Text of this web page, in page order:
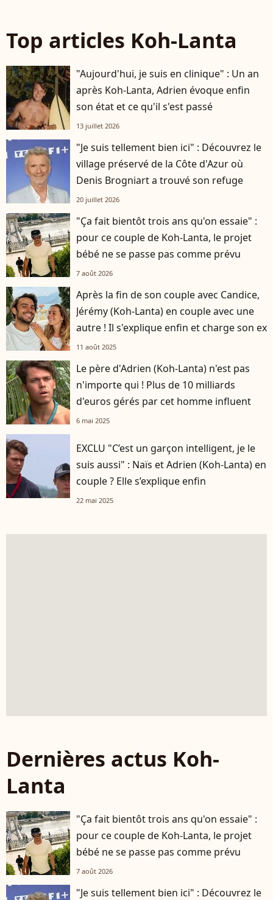
Top articles Koh-Lanta
"Aujourd'hui, je suis en clinique" : Un an
après Koh-Lanta, Adrien évoque enfin
son état et ce qu'il s'est passé
13 juillet 2026
"Je suis tellement bien ici" : Découvrez le
village préservé de la Côte d'Azur où
Denis Brogniart a trouvé son refuge
20 juillet 2026
"Ça fait bientôt trois ans qu'on essaie" :
pour ce couple de Koh-Lanta, le projet
bébé ne se passe pas comme prévu
7 août 2026
Après la fin de son couple avec Candice,
Jérémy (Koh-Lanta) en couple avec une
autre ! Il s'explique enfin et charge son ex
11 août 2025
Le père d'Adrien (Koh-Lanta) n'est pas
n'importe qui ! Plus de 10 milliards
d'euros gérés par cet homme influent
6 mai 2025
EXCLU "C’est un garçon intelligent, je le
suis aussi" : Naïs et Adrien (Koh-Lanta) en
couple ? Elle s’explique enfin
22 mai 2025
Dernières actus Koh-
Lanta
"Ça fait bientôt trois ans qu'on essaie" :
pour ce couple de Koh-Lanta, le projet
bébé ne se passe pas comme prévu
7 août 2026
"Je suis tellement bien ici" : Découvrez le